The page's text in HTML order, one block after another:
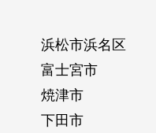
浜松市浜名区
富士宮市
焼津市
下田市